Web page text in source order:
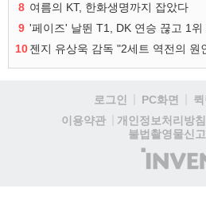
8 여름의 KT, 한화생명까지 잡았다
9 '페이즈' 날뛴 T1, DK 연승 끊고 1위
10젠지 유상욱 감독 "2세트 역전의 원
로그인 PC화면
이용약관
개인정보처리방침
불법촬영물신
(주)
인